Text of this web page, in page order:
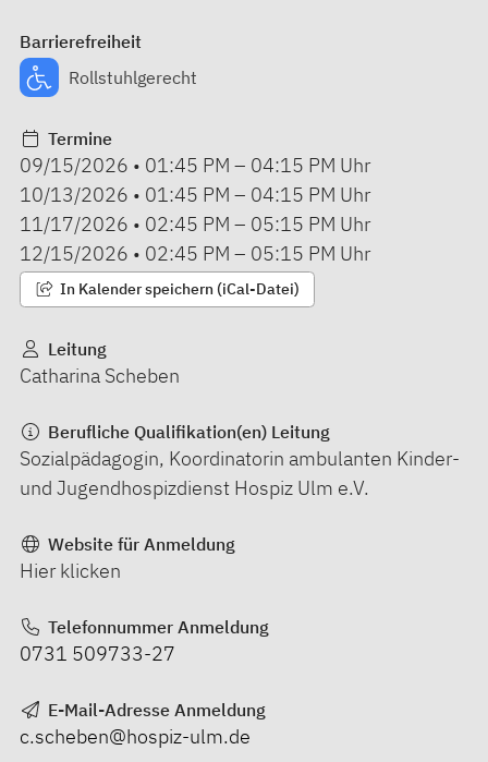
Barrierefreiheit
Rollstuhlgerecht
Termine
09/15/2026 • 01:45 PM – 04:15 PM Uhr
10/13/2026 • 01:45 PM – 04:15 PM Uhr
11/17/2026 • 02:45 PM – 05:15 PM Uhr
12/15/2026 • 02:45 PM – 05:15 PM Uhr
In Kalender speichern (iCal-Datei)
Leitung
Catharina Scheben
Berufliche Qualifikation(en) Leitung
Sozialpädagogin, Koordinatorin ambulanten Kinder-
und Jugendhospizdienst Hospiz Ulm e.V.
Website für Anmeldung
Hier klicken
Telefonnummer Anmeldung
0731 509733-27
E-Mail-Adresse Anmeldung
c.scheben@hospiz-ulm.de